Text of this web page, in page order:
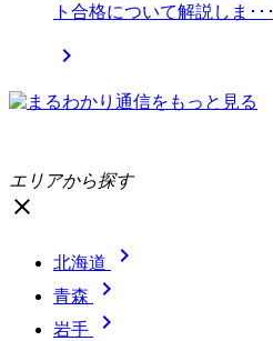
ト合格について解説しま･･･

エリアから探す
close
北海道 
青森 
岩手 